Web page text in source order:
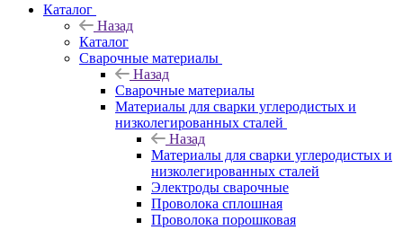
Каталог
Назад
Каталог
Сварочные материалы
Назад
Сварочные материалы
Материалы для сварки углеродистых и
низколегированных сталей
Назад
Материалы для сварки углеродистых и
низколегированных сталей
Электроды сварочные
Проволока сплошная
Проволока порошковая